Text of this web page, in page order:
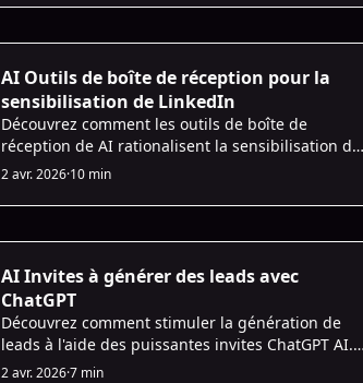
AI Prospecting
AI Outils de boîte de réception pour la
sensibilisation de LinkedIn
Découvrez comment les outils de boîte de
réception de AI rationalisent la sensibilisation de
LinkedIn grâce à l'automatisation, à la
efficace des leads.
2 avr. 2026·10 min
AI for Sales
AI Invites à générer des leads avec
ChatGPT
Découvrez comment stimuler la génération de
leads à l'aide des puissantes invites ChatGPT AI.
Améliorez vos stratégies marketing et améliorez
2 avr. 2026·7 min